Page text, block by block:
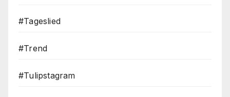
#Tageslied
#Trend
#Tulipstagram